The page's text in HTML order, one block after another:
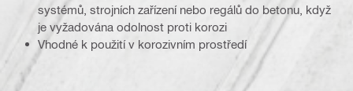
systémů, strojních zařízení nebo regálů do betonu, když
je vyžadována odolnost proti korozi
Vhodné k použití v korozivním prostředí